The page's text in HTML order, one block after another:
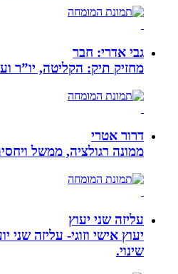
גבי אדרי: חבר
מחזיק תיק: הקליטה, יו”ר
דרור אטרי
ממונה רגולציה, ממשל
עליזה שני יעוץ
יעוץ אישי וזוגי- עליזה
שינוי.